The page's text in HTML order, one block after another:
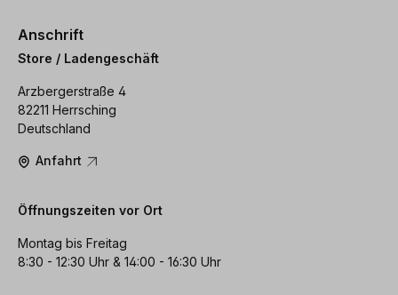
Anschrift
Store / Ladengeschäft
Arzbergerstraße 4
82211 Herrsching
Deutschland
Anfahrt
Öffnungszeiten vor Ort
Montag bis Freitag
8:30 - 12:30 Uhr & 14:00 - 16:30 Uhr